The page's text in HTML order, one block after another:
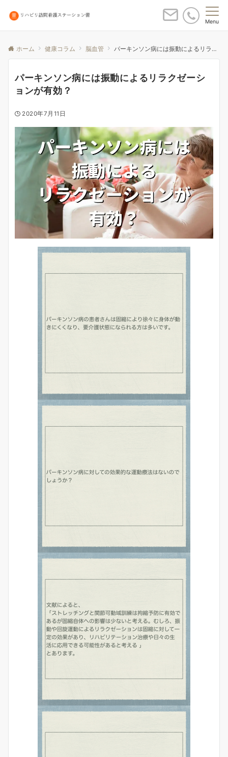
Menu
ホーム 健康コラム 脳血管 パーキンソン病には振動によるリラクゼーションが有効？
パーキンソン病には振動によるリラクゼーシ
ョンが有効？
2020年7月11日